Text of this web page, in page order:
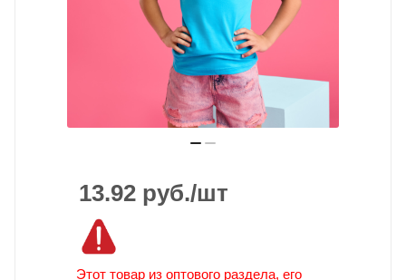
13.92 руб./шт
Этот товар из оптового раздела, его